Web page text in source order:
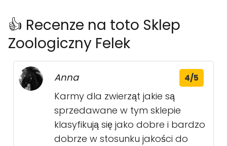
👍 Recenze na toto Sklep
Zoologiczny Felek
Anna 4/5
Karmy dla zwierząt jakie są
sprzedawane w tym sklepie
klasyfikują się jako dobre i bardzo
dobrze w stosunku jakości do